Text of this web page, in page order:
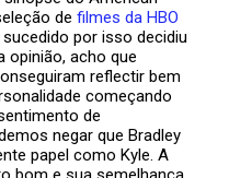
de filmes da HBO
por isso decidiu
opinião, acho que
reflectir bem
começando
de
negar que Bradley
papel como Kyle. A